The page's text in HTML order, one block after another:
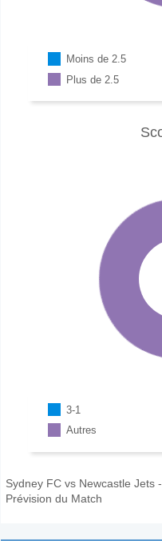
Moins de 2.5
Plus de 2.5
3-1
Autres
Sydney FC vs Newcastle Jets
Prévision du Match